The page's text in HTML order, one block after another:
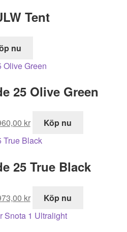
Tent
nu
25 Olive Green
kr
nuvarande
priset
960,00 kr.
Köp nu
25 True Black
kr
nuvarande
priset
Köp nu